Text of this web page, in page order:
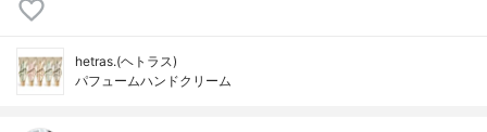
hetras.(ヘトラス)
パフュームハンドクリーム